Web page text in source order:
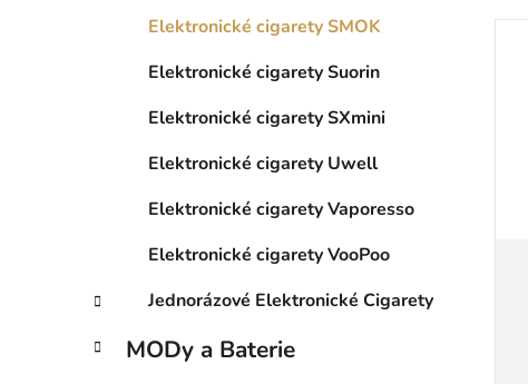
Elektronické cigarety SMOK
Elektronické cigarety Suorin
Elektronické cigarety SXmini
Elektronické cigarety Uwell
Elektronické cigarety Vaporesso
Elektronické cigarety VooPoo
Jednorázové Elektronické Cigarety
MODy a Baterie
V